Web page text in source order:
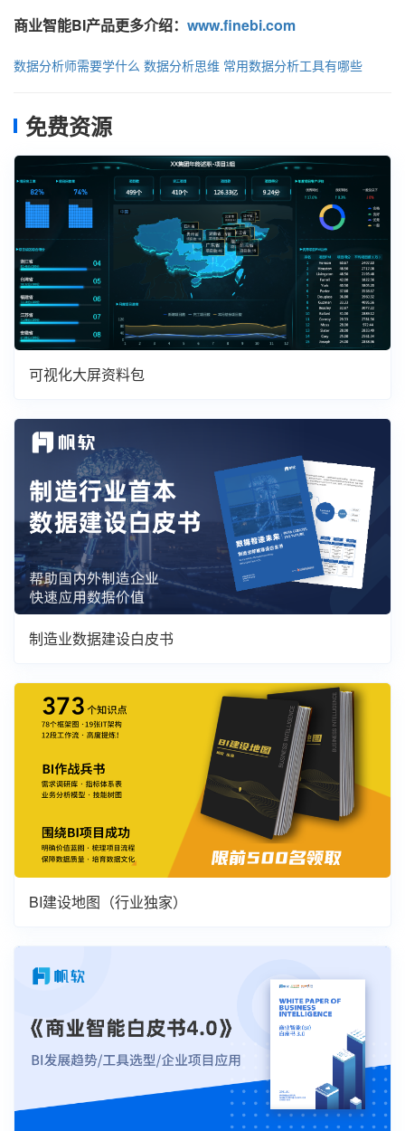
商业智能BI产品更多介绍： www.finebi.com
数据分析师需要学什么 数据分析思维 常用数据分析工具有哪些
免费资源
可视化大屏资料包
制造业数据建设白皮书
BI建设地图（行业独家）